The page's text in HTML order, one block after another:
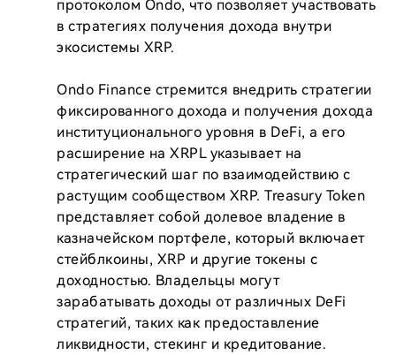
протоколом Ondo, что позволяет участвовать
в стратегиях получения дохода внутри
экосистемы XRP.
Ondo Finance стремится внедрить стратегии
фиксированного дохода и получения дохода
институционального уровня в DeFi, а его
расширение на XRPL указывает на
стратегический шаг по взаимодействию с
растущим сообществом XRP. Treasury Token
представляет собой долевое владение в
казначейском портфеле, который включает
стейблкоины, XRP и другие токены с
доходностью. Владельцы могут
зарабатывать доходы от различных DeFi
стратегий, таких как предоставление
ликвидности, стекинг и кредитование.